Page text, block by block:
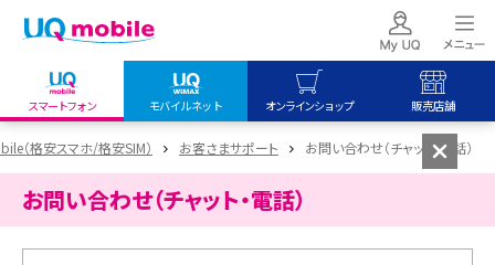
スマートフォン モバイルネット オンラインショップ 販売店舗
my UQ WiMAX
UQ WiMAX ご契約の方
My UQ mobile
UQ mobile
オンラインショップ
UQ WiMAX
UQ mobile
販売店舗
UQ WiMAX
（格安スマホ/格安SIM） お客さまサポート お問い合わせ（チャット・電話）
お問い合わせ（チャット・電話）